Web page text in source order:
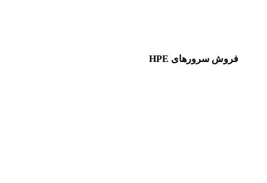
فروش سرورهای HPE